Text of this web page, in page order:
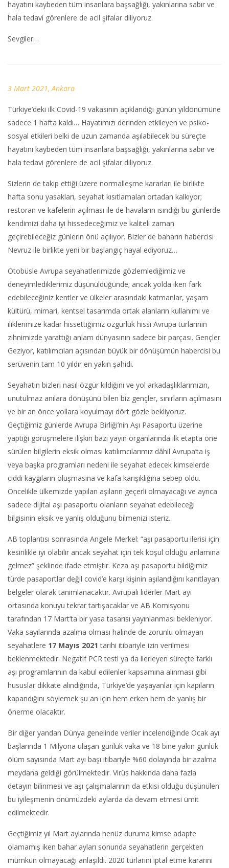
hayatını kaybeden tüm insanlara başsağlığı, yakınlarına sabır ve
hala tedavi görenlere de acil şifalar diliyoruz.
Sevgiler…
3 Mart 2021, Ankara
Türkiye’deki ilk Covid-19 vakasının açıklandığı günün yıldönümüne
sadece 1 hafta kaldı… Hayatımızı derinden etkileyen ve psiko-
sosyal etkileri belki de uzun zamanda aşılabilecek bu süreçte
hayatını kaybeden tüm insanlara başsağlığı, yakınlarına sabır ve
hala tedavi görenlere de acil şifalar diliyoruz.
Sizlerin de takip ettiği üzere normalleşme kararları ile birlikte
hafta sonu yasakları, seyahat kısıtlamaları ortadan kalkıyor;
restoran ve kafelerin açılması ile de havaların ısındığı bu günlerde
kendimizi daha iyi hissedeceğimiz ve kaliteli zaman
geçirebileceğiz günlerin önü açılıyor. Bizler de baharın habercisi
Nevruz ile birlikte yeni bir başlangıç hayal ediyoruz…
Otobüsle Avrupa seyahatlerimizde gözlemlediğimiz ve
deneyimlediklerimiz düşünüldüğünde; ancak yolda iken fark
edebileceğiniz kentler ve ülkeler arasındaki katmanlar, yaşam
kültürü, mimari, kentsel tasarımda ortak alanların kullanımı ve
iliklerimize kadar hissettiğimiz özgürlük hissi Avrupa turlarının
zihnimizde yarattığı anlam dünyasının sadece bir parçası. Gençler
Geziyor, katılımcıları açısından büyük bir dönüşümün habercisi bu
serüvenin tam 10 yıldır en yakın şahidi.
Seyahatin bizleri nasıl özgür kıldığını ve yol arkadaşlıklarımızın,
unutulmaz anılara dönüşünü bilen biz gençler, sınırların açılmasını
ve bir an önce yollara koyulmayı dört gözle bekliyoruz.
Geçtiğimiz günlerde Avrupa Birliği’nin Aşı Pasaportu üzerine
yaptığı görüşmelere ilişkin bazı yayın organlarında ilk etapta öne
sürülen bilgilerin eksik olması katılımcılarımız dâhil Avrupa’ta iş
veya başka programları nedeni ile seyahat edecek kimselerde
ciddi kaygıların oluşmasına ve kafa karışıklığına sebep oldu.
Öncelikle ülkemizde yapılan aşıların geçerli olmayacağı ve ayrıca
sadece dijital aşı pasaportu olanların seyahat edebileceği
bilgisinin eksik ve yanlış olduğunu bilmenizi isteriz.
AB toplantısı sonrasında Angele Merkel: “aşı pasaportu ilerisi için
kesinlikle iyi olabilir ancak seyahat için tek koşul olduğu anlamına
gelmez” şeklinde ifade etmiştir. Keza aşı pasaportu bildiğimiz
türde pasaportlar değil covid’e karşı kişinin aşılandığını kanıtlayan
belgeler olarak tanımlanacaktır. Avrupalı liderler Mart ayı
ortasında konuyu tekrar tartışacaklar ve AB Komisyonu
tarafından 17 Mart’ta bir yasa tasarısı yayınlanması bekleniyor.
Vaka sayılarında azalma olması halinde de zorunlu olmayan
seyahatlere 17 Mayıs 2021 tarihi itibariyle izin verilmesi
beklenmektedir. Negatif PCR testi ya da ilerleyen süreçte farklı
aşı programlarının da kabul edilenler kapsamına alınması gibi
hususlar dikkate alındığında, Türkiye’de yaşayanlar için kapıların
kapandığını söylemek şu an için hem erken hem de yanlış bir
önerme olacaktır.
Bir diğer yandan Dünya genelinde veriler incelendiğinde Ocak ayı
başlarında 1 Milyona ulaşan günlük vaka ve 18 bine yakın günlük
ölüm sayısında Mart ayı başı itibariyle %60 dolayında bir azalma
meydana geldiği görülmektedir. Virüs hakkında daha fazla
detayın bilinmesi ve aşı çalışmalarının da etkisi olduğu düşünülen
bu iyileşmenin önümüzdeki aylarda da devam etmesi ümit
edilmektedir.
Geçtiğimiz yıl Mart aylarında henüz duruma kimse adapte
olamamış iken bahar ayları sonunda seyahatlerin gerçekten
mümkün olmayacağı anlaşıldı. 2020 turlarını iptal etme kararını